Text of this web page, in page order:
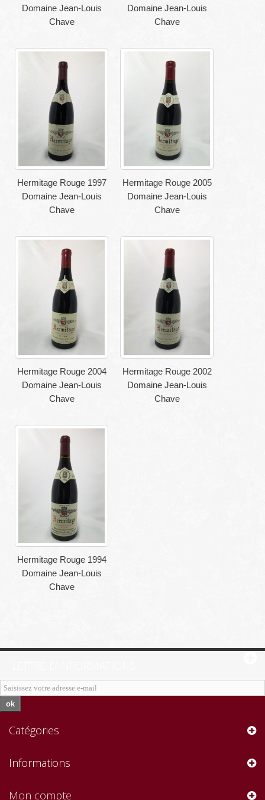
Domaine Jean-Louis
Chave
Domaine Jean-Louis
Chave
Hermitage Rouge 1997
Domaine Jean-Louis
Chave
Hermitage Rouge 2005
Domaine Jean-Louis
Chave
Hermitage Rouge 2004
Domaine Jean-Louis
Chave
Hermitage Rouge 2002
Domaine Jean-Louis
Chave
Hermitage Rouge 1994
Domaine Jean-Louis
Chave
ok
Catégories
Informations
Mon compte